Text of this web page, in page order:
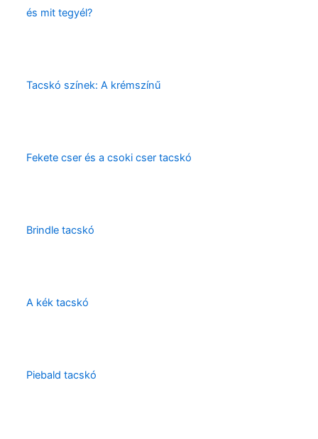
és mit tegyél?
Tacskó színek: A krémszínű
Fekete cser és a csoki cser tacskó
Brindle tacskó
A kék tacskó
Piebald tacskó